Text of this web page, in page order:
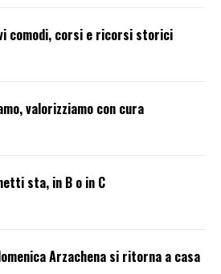
comodi, corsi e ricorsi storici
valorizziamo con cura
sta, in B o in C
Arzachena si ritorna a casa